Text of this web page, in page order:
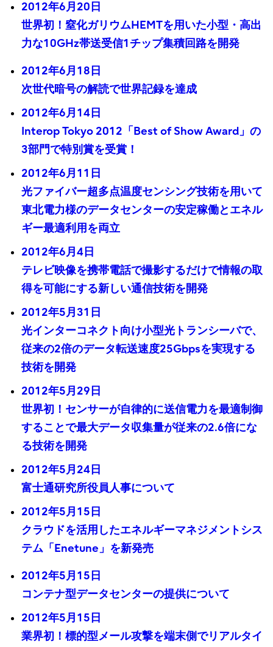
2012年6月20日
世界初！窒化ガリウムHEMTを用いた小型・高出
力な10GHz帯送受信1チップ集積回路を開発
2012年6月18日
次世代暗号の解読で世界記録を達成
2012年6月14日
Interop Tokyo 2012「Best of Show Award」の
3部門で特別賞を受賞！
2012年6月11日
光ファイバー超多点温度センシング技術を用いて
東北電力様のデータセンターの安定稼働とエネル
ギー最適利用を両立
2012年6月4日
テレビ映像を携帯電話で撮影するだけで情報の取
得を可能にする新しい通信技術を開発
2012年5月31日
光インターコネクト向け小型光トランシーバで、
従来の2倍のデータ転送速度25Gbpsを実現する
技術を開発
2012年5月29日
世界初！センサーが自律的に送信電力を最適制御
することで最大データ収集量が従来の2.6倍にな
る技術を開発
2012年5月24日
富士通研究所役員人事について
2012年5月15日
クラウドを活用したエネルギーマネジメントシス
テム「Enetune」を新発売
2012年5月15日
コンテナ型データセンターの提供について
2012年5月15日
業界初！標的型メール攻撃を端末側でリアルタイ